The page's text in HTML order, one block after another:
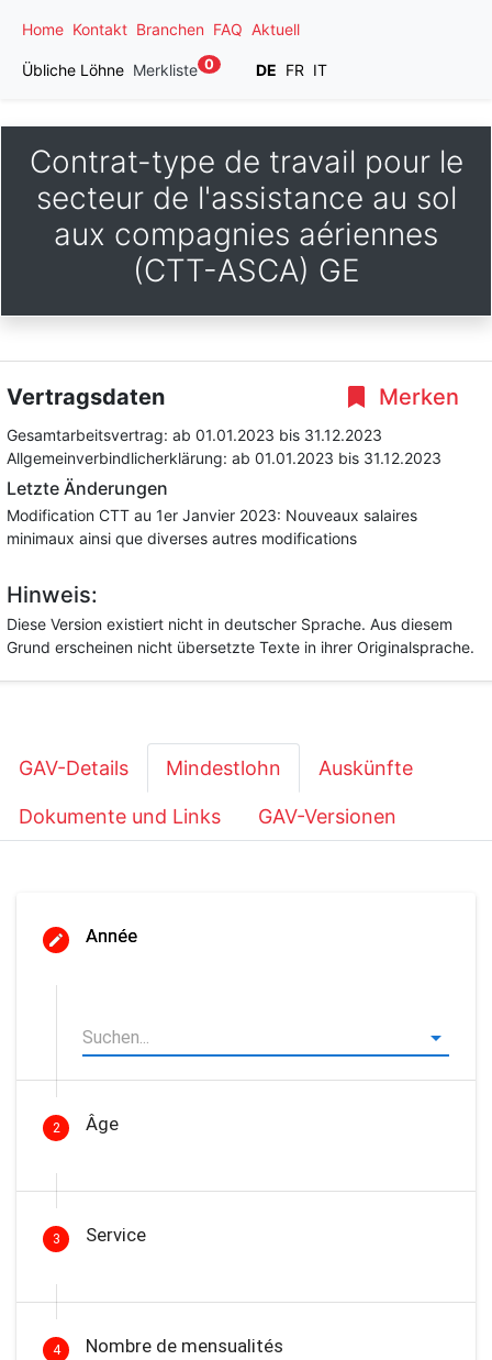
Home Kontakt Branchen FAQ Aktuell
Übliche Löhne Merkliste 0 DE FR IT
Contrat-type de travail pour le
secteur de l'assistance au sol
aux compagnies aériennes
(CTT-ASCA) GE
Merken
Vertragsdaten
Gesamtarbeitsvertrag: ab 01.01.2023 bis 31.12.2023
Allgemeinverbindlicherklärung: ab 01.01.2023 bis 31.12.2023
Letzte Änderungen
Modification CTT au 1er Janvier 2023: Nouveaux salaires
minimaux ainsi que diverses autres modifications
Hinweis:
Diese Version existiert nicht in deutscher Sprache. Aus diesem
Grund erscheinen nicht übersetzte Texte in ihrer Originalsprache.
GAV-Details Mindestlohn Auskünfte
Dokumente und Links GAV-Versionen
Année
2 Âge
3 Service
4 Nombre de mensualités